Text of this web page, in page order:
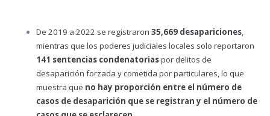
De 2019 a 2022 se registraron 35,669 desapariciones,
mientras que los poderes judiciales locales solo reportaron
141 sentencias condenatoriaspor delitos de
desaparición forzada y cometida por particulares, lo que
muestra que no hay proporción entre el número de
casos de desaparición que se registran y el número de